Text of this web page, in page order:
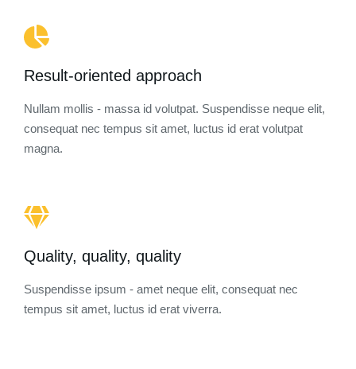
Result-oriented approach
Nullam mollis - massa id volutpat. Suspendisse neque elit,
consequat nec tempus sit amet, luctus id erat volutpat
magna.
Quality, quality, quality
Suspendisse ipsum - amet neque elit, consequat nec
tempus sit amet, luctus id erat viverra.